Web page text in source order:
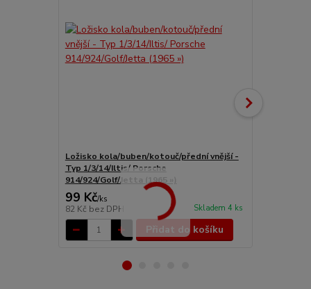
Ložisko kola/buben/kotouč/přední vnější -
Typ 1/3/14/Iltis/ Porsche
914/924/Golf/Jetta (1965 »)
99 Kč/ks
82 Kč bez DPH Skladem 4 ks
Přidat do košíku